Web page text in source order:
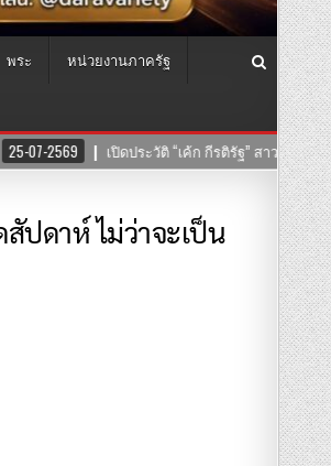
พระ หน่วยงานภาครัฐ
นักแสดงมากฝีมือ! 24-07-2569 ADOT° เปิ
ปดาห์ ไม่ว่าจะเป็น